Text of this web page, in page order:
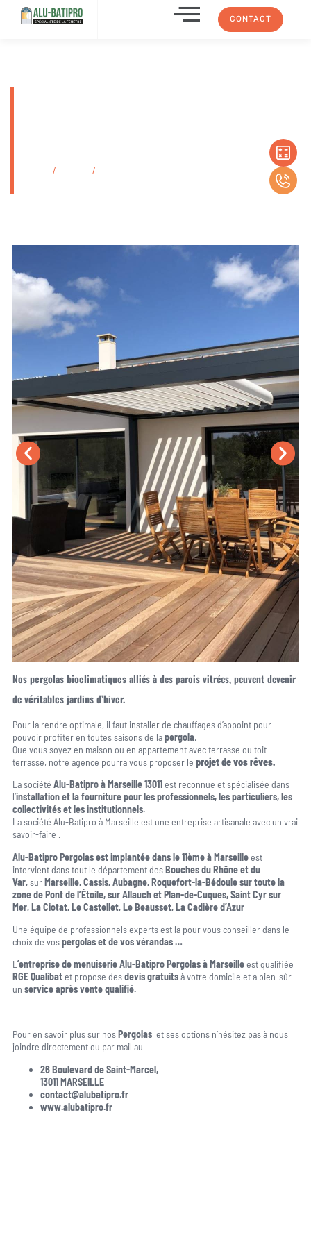
CONTACT
/ /
Pergolas bioclimatiques Jardins d’hiver sur Marseille
Nospergolas bioclimatiquesalliés à des parois vitrées, peuvent devenir
devéritables jardins d’hiver.
Pour la rendre optimale, il faut installer de chauffages d’appoint pour
pouvoir profiter en toutes saisons de lapergola.
Que vous soyez en maison ou en appartement avec terrasse ou toit
terrasse, notre agence pourra vous proposer le projet de vos rêves.
La société Alu-Batipro à Marseille 13011est reconnue et spécialisée dans
l’installation et la fourniture pour les professionnels, les particuliers, les
collectivités et les institutionnels.
La société Alu-Batipro à Marseille est une entreprise artisanale avec un vrai
savoir-faire .
Alu-Batipro Pergolas est implantée dans le 11ème à Marseilleest
intervient dans tout le département desBouches du Rhôneet du
Var,surMarseille, Cassis, Aubagne, Roquefort-la-Bédoule sur toute la
zone de Pont de l’Étoile, sur Allauch et Plan-de-Cuques, Saint Cyr sur
Mer, La Ciotat, Le Castellet, Le Beausset, La Cadière d’Azur
Une équipe de professionnels experts est là pour vous conseiller dans le
choix de vospergolas et de vos vérandas …
L’entreprise de menuiserie Alu-Batipro Pergolas à Marseilleest qualifiée
RGE Qualibatet propose desdevis gratuitsà votre domicile et a bien-sûr
un service après vente qualifié.
Pour en savoir plus sur nosPergolas et ses options n’hésitez pas à nous
joindre directement ou par mail au
26 Boulevard de Saint-Marcel,
13011 MARSEILLE
contact@alubatipro.fr
www.alubatipro.fr